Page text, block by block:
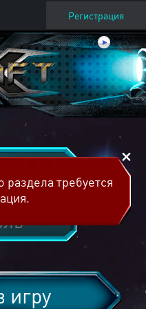
Регистрация
игру
требуется